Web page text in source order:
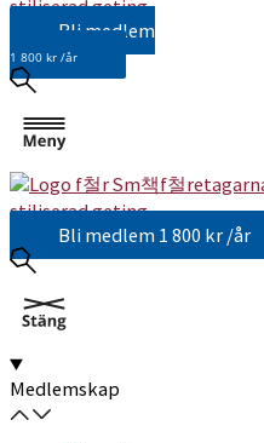
Bli medlem
1 800 kr /år
Bli medlem 1 800 kr /år
Medlemskap